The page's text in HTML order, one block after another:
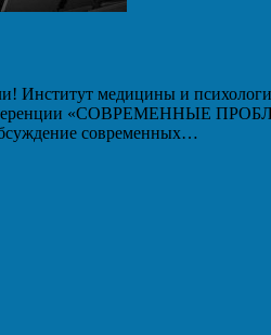
Институт медицины и
конференции «СОВРЕМЕННЫЕ
современных…